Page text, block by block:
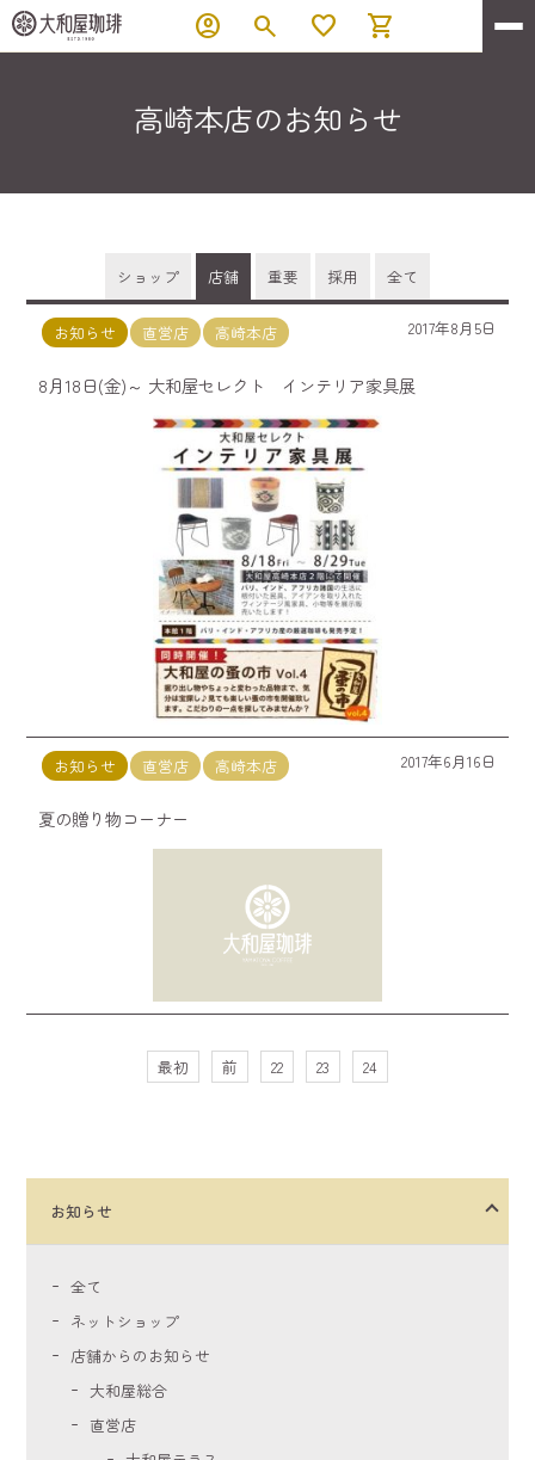
account_circle search favorite shopping_cart
高崎本店のお知らせ
ショップ 店舗 重要 採用 全て
お知らせ 直営店 高崎本店 2017年8月5日
8月18日(金)～ 大和屋セレクト インテリア家具展
お知らせ 直営店 高崎本店 2017年6月16日
夏の贈り物コーナー
最初 前 22 23 24
お知らせ
全て
ネットショップ
店舗からのお知らせ
大和屋総合
直営店